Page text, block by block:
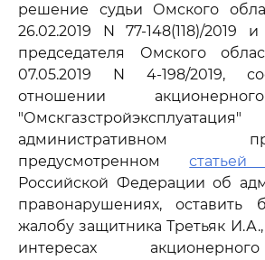
решение судьи Омского
26.02.2019 N 77-148(118)/2019
председателя Омского
07.05.2019 N 4-198/2019,
отношении
административном
предусмотренном
Российской Федерации об
правонарушениях, оставить
жалобу защитника Третьяк
интересах